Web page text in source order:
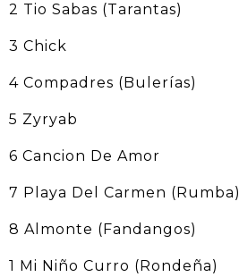
2 Tio Sabas (Tarantas)
3 Chick
4 Compadres (Bulerías)
5 Zyryab
6 Cancion De Amor
7 Playa Del Carmen (Rumba)
8 Almonte (Fandangos)
1 Mi Niño Curro (Rondeña)